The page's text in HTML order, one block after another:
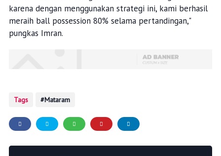
karena dengan menggunakan strategi ini, kami berhasil
meraih ball possession 80% selama pertandingan,"
pungkas Imran.
Tags Mataram